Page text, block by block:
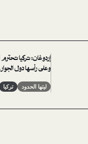
إردوغان: تركيا تحترم
وعلى رأسها دول الجوار.
ليتها الحدود تركيا